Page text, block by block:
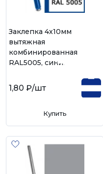
Заклепка 4х10мм
вытяжная
комбинированная
RAL5005, синий
1,80 ₽/шт
Купить